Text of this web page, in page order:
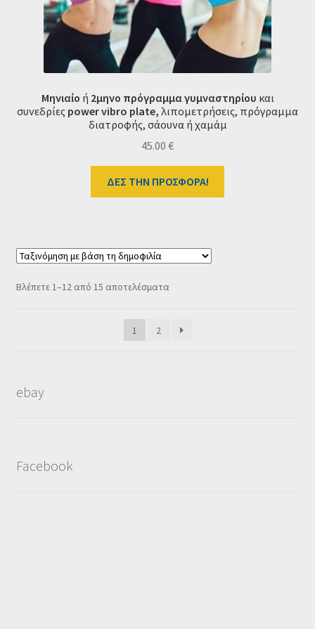
Μηνιαίο ή 2μηνο πρόγραμμα γυμναστηρίου και
συνεδρίες power vibro plate, λιπομετρήσεις, πρόγραμμα
διατροφής, σάουνα ή χαμάμ
45.00 €
ΔΕΣ ΤΗΝ ΠΡΟΣΦΟΡΑ!
Βλέπετε 1–12 από 15 αποτελέσματαSorted
1
2
ebay
Facebook